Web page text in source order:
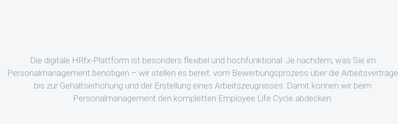
Die digitale HRfx-Plattform ist besonders flexibel und hochfunktional: Je nachdem, was Sie im
Personalmanagement benötigen – wir stellen es bereit: vom Bewerbungsprozess über die Arbeitsverträge
bis zur Gehaltserhöhung und der Erstellung eines Arbeitszeugnisses. Damit können wir beim
Personalmanagement den kompletten Employee Life Cycle abdecken.